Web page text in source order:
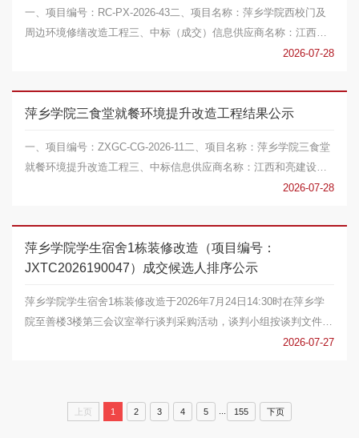
一、项目编号：RC-PX-2026-43二、项目名称：萍乡学院西校门及
周边环境修缮改造工程三、中标（成交）信息供应商名称：江西恒
2026-07-28
萍乡学院三食堂就餐环境提升改造工程结果公示
一、项目编号：ZXGC-CG-2026-11二、项目名称：萍乡学院三食堂
就餐环境提升改造工程三、中标信息供应商名称：江西和亮建设工
2026-07-28
萍乡学院学生宿舍1栋装修改造（项目编号：
JXTC2026190047）成交候选人排序公示
萍乡学院学生宿舍1栋装修改造于2026年7月24日14:30时在萍乡学
院至善楼3楼第三会议室举行谈判采购活动，谈判小组按谈判文件的
2026-07-27
上页 1 2 3 4 5 155 下页